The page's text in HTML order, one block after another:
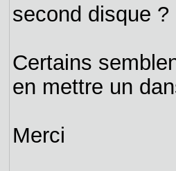
second disque ?
Certains
en mettre un
Merci